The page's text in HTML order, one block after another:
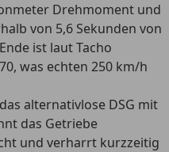
Drehmoment und
von 5,6 Sekunden von
ist laut Tacho
was echten 250 km/h
alternativlose DSG mit
das Getriebe
und verharrt kurzzeitig